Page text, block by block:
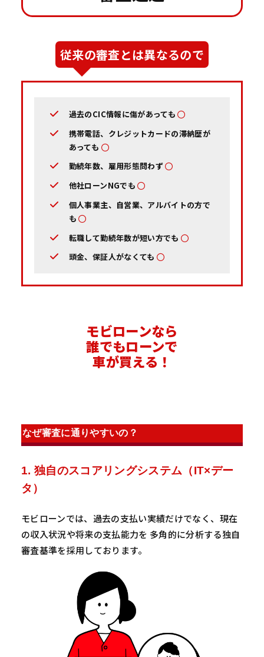
従来の審査とは異なるので
過去のCIC情報に傷があっても
携帯電話、クレジットカードの滞納歴が
あっても
勤続年数、雇用形態問わず
他社ローンNGでも
個人事業主、自営業、アルバイトの方で
も
転職して勤続年数が短い方でも
頭金、保証人がなくても
モビローンなら
誰でもローンで
車が買える！
なぜ審査に通りやすいの？
1. 独自のスコアリングシステム（IT×デー
タ）
モビローンでは、過去の支払い実績だけでなく、現在
の収入状況や将来の支払能力を 多角的に分析する独自
審査基準を採用しております。